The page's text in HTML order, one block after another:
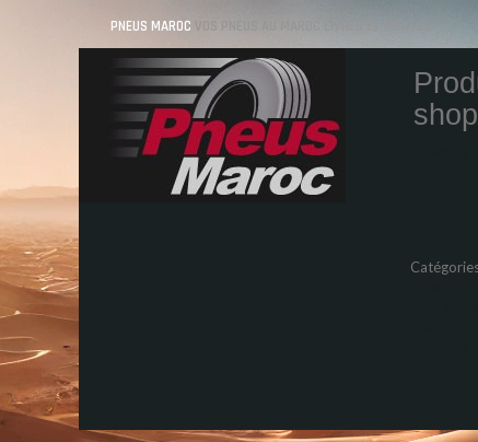
PNEUS MAROC VOS PNEUS AU MAROC LIVRÉS ET MONTÉS